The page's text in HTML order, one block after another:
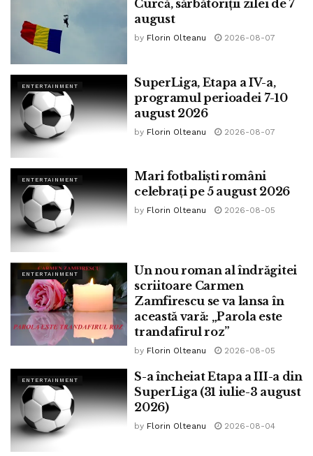
lui 2018, dar protestele fanilor i-au obligat pe oficialii
companiei să continue să ofere abonaților toate cele zece
sezoane ale serialului.
Tot pentru a marca aniversarea Friends, la New York se va
deschide o cafenea ce reproduce cu fidelitate decorul
Central Perk. Cafeneaua-expoziție va permite fanilor să se
cufunde în atmosfera serialului și să bea o cafea pe
canapeaua rezervată celor șase prieteni.
De altfel, în lume există zeci de cafenele ce imită Central
Perk, cele mai multe dintre ele în Asia.
Privit inițial de critici drept o imitație a serialului de comedie
Seinfeld, Friends a devenit rapid un show de mare
succes, cu o audiență și încasări fabuloase. Ultimul episod
Curcă, sărbătoriții zilei de 7
august
by Florin Olteanu 2026-08-07
ENTERTAINMENT
SuperLiga, Etapa a IV-a,
programul perioadei 7-10
august 2026
by Florin Olteanu 2026-08-07
ENTERTAINMENT
Mari fotbaliști români
celebrați pe 5 august 2026
by Florin Olteanu 2026-08-05
ENTERTAINMENT
Un nou roman al îndrăgitei
scriitoare Carmen
Zamfirescu se va lansa în
această vară: „Parola este
trandafirul roz”
by Florin Olteanu 2026-08-05
ENTERTAINMENT
S-a încheiat Etapa a III-a din
SuperLiga (31 iulie-3 august
2026)
by Florin Olteanu 2026-08-04